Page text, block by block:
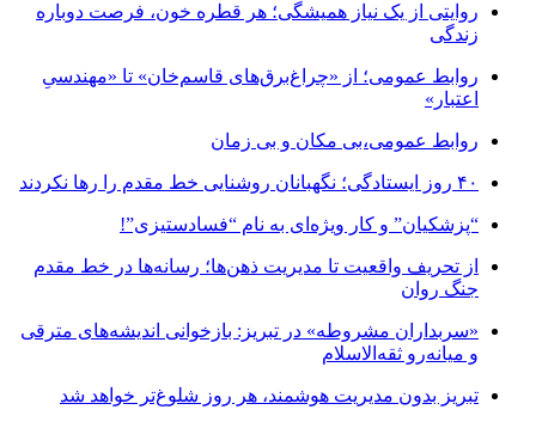
روایتی از یک نیاز همیشگی؛ هر قطره خون، فرصت دوباره
زندگی
روابط عمومی؛ از «چراغ‌برق‌های قاسم‌خان» تا «مهندسیِ
اعتبار»
روابط عمومی،بی مکان و بی زمان
۴۰ روز ایستادگی؛ نگهبانان روشنایی خط مقدم را رها نکردند
“پزشکیان” و کار ویژه‌ای به نام “فسادستیزی”!
از تحریف واقعیت تا مدیریت ذهن‌ها؛ رسانه‌ها در خط مقدم
جنگ روان
«سربداران مشروطه» در تبریز: بازخوانی اندیشه‌های مترقی
و میانه‌رو ثقه‌الاسلام
تبریز بدون مدیریت هوشمند، هر روز شلوغ‌تر خواهد شد